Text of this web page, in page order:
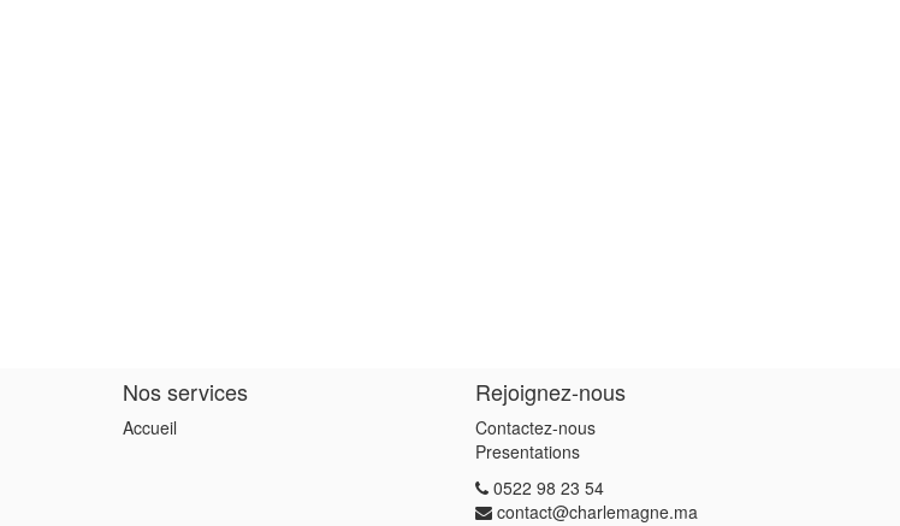
Nos services
Accueil
Rejoignez-nous
Contactez-nous
Presentations
0522 98 23 54
contact@charlemagne.ma